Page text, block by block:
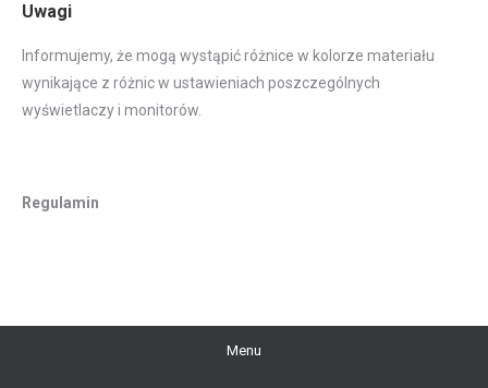
Uwagi
Informujemy, że mogą wystąpić różnice w kolorze materiału
wynikające z różnic w ustawieniach poszczególnych
wyświetlaczy i monitorów.
Regulamin
Menu